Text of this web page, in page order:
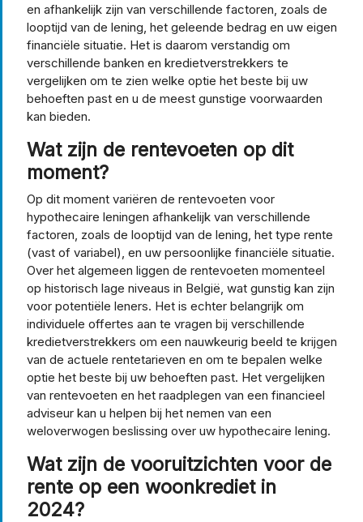
en afhankelijk zijn van verschillende factoren, zoals de
looptijd van de lening, het geleende bedrag en uw eigen
financiële situatie. Het is daarom verstandig om
verschillende banken en kredietverstrekkers te
vergelijken om te zien welke optie het beste bij uw
behoeften past en u de meest gunstige voorwaarden
kan bieden.
Wat zijn de rentevoeten op dit
moment?
Op dit moment variëren de rentevoeten voor
hypothecaire leningen afhankelijk van verschillende
factoren, zoals de looptijd van de lening, het type rente
(vast of variabel), en uw persoonlijke financiële situatie.
Over het algemeen liggen de rentevoeten momenteel
op historisch lage niveaus in België, wat gunstig kan zijn
voor potentiële leners. Het is echter belangrijk om
individuele offertes aan te vragen bij verschillende
kredietverstrekkers om een nauwkeurig beeld te krijgen
van de actuele rentetarieven en om te bepalen welke
optie het beste bij uw behoeften past. Het vergelijken
van rentevoeten en het raadplegen van een financieel
adviseur kan u helpen bij het nemen van een
weloverwogen beslissing over uw hypothecaire lening.
Wat zijn de vooruitzichten voor de
rente op een woonkrediet in
2024?